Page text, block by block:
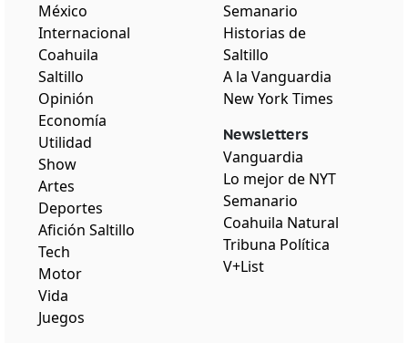
México
Internacional
Coahuila
Saltillo
Opinión
Economía
Utilidad
Show
Artes
Deportes
Afición Saltillo
Tech
Motor
Vida
Juegos
Semanario
Historias de
Saltillo
A la Vanguardia
New York Times
Newsletters
Vanguardia
Lo mejor de NYT
Semanario
Coahuila Natural
Tribuna Política
V+List